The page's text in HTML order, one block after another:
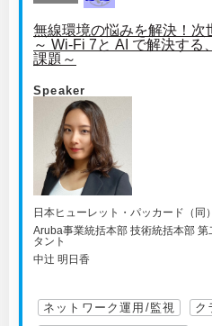
無線環境の悩みを解決！次
～ Wi-Fi 7と AI で解決する
課題～
Speaker
日本ヒューレット・パッカード（同）
Aruba事業統括本部 技術統括本部
タント
中辻 明日香
ネットワーク運用/監視
ク